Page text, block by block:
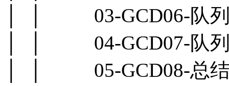
│ │ 03-GCD06-队列
│ │ 04-GCD07-队列
│ │ 05-GCD08-总结